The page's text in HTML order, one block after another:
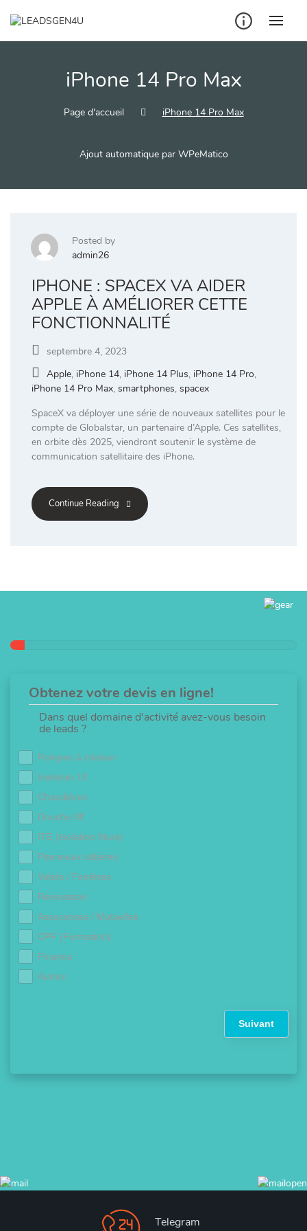
iPhone 14 Pro Max
Page d'accueil iPhone 14 Pro Max
Ajout automatique par WPeMatico
Posted by
admin26
IPHONE : SPACEX VA AIDER
APPLE À AMÉLIORER CETTE
FONCTIONNALITÉ
septembre 4, 2023
Apple, iPhone 14, iPhone 14 Plus, iPhone 14 Pro,
iPhone 14 Pro Max, smartphones, spacex
SpaceX va déployer une série de nouveaux satellites pour le
compte de Globalstar, un partenaire d’Apple. Ces satellites,
en orbite dès 2025, viendront soutenir le système de
communication satellitaire des iPhone.
Continue Reading
Obtenez votre devis en ligne!
Dans quel domaine d'activité avez-vous besoin
de leads ?
Pompes à chaleur
Isolation 1€
Chaudières
Douche 0€
ITE (Isolation Murs)
Panneaux solaires
Volets / Fenêtres
Rénovation
Assurances / Mutuelles
CPF (Formation)
Finance
Autres
Suivant
Telegram